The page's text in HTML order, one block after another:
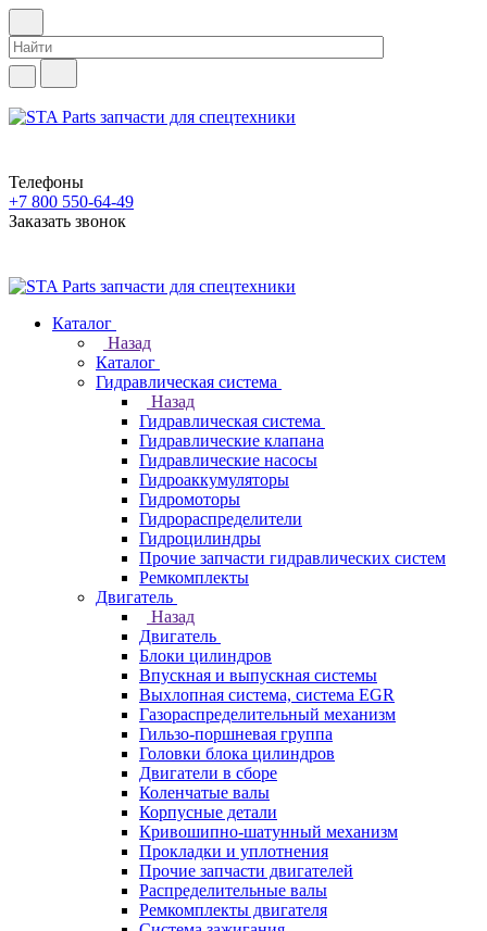
Телефоны
+7 800 550-64-49
Заказать звонок
Каталог
Назад
Каталог
Гидравлическая система
Назад
Гидравлическая система
Гидравлические клапана
Гидравлические насосы
Гидроаккумуляторы
Гидромоторы
Гидрораспределители
Гидроцилиндры
Прочие запчасти гидравлических систем
Ремкомплекты
Двигатель
Назад
Двигатель
Блоки цилиндров
Впускная и выпускная системы
Выхлопная система, система EGR
Газораспределительный механизм
Гильзо-поршневая группа
Головки блока цилиндров
Двигатели в сборе
Коленчатые валы
Корпусные детали
Кривошипно-шатунный механизм
Прокладки и уплотнения
Прочие запчасти двигателей
Распределительные валы
Ремкомплекты двигателя